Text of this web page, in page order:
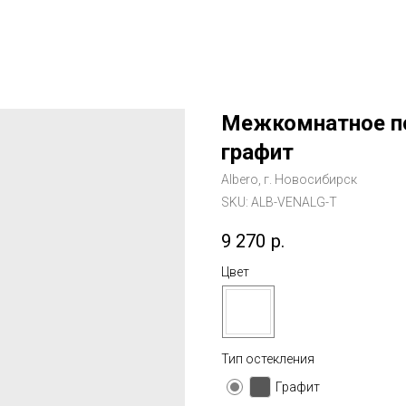
Межкомнатное
графит
Albero, г. Новосибирск
SKU: ALB-VENALG-T
9 270 р.
Цвет
Тип остекления
Графит